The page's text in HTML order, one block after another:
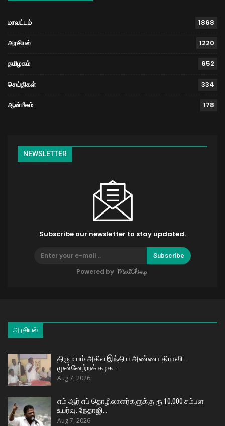
மாவட்டம் 1868
அரசியல் 1220
தமிழகம் 652
செய்திகள் 334
ஆன்மீகம் 178
NEWSLETTER
Subscribe our newsletter to stay updated.
Subscribe
Powered by
அரசியல்
திருமயம் அகில இந்திய அண்ணா திராவிட
முன்னேற்றக் கழக…
Aug 7, 2026
எம் ஆர் எப் தொழிலாளர்களுக்கு ரூ.10,000 சம்பள
உயர்வு: நேதாஜி…
Aug 7, 2026